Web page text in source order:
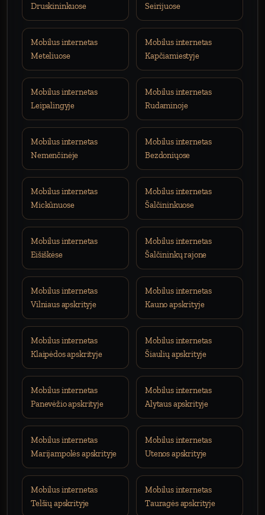
Druskininkuose
Seirijuose
Mobilus internetas
Meteliuose
Mobilus internetas
Kapčiamiestyje
Mobilus internetas
Leipalingyje
Mobilus internetas
Rudaminoje
Mobilus internetas
Nemenčinėje
Mobilus internetas
Bezdoniųose
Mobilus internetas
Mickūnuose
Mobilus internetas
Šalčininkuose
Mobilus internetas
Eišiškėse
Mobilus internetas
Šalčininkų rajone
Mobilus internetas
Vilniaus apskrityje
Mobilus internetas
Kauno apskrityje
Mobilus internetas
Klaipėdos apskrityje
Mobilus internetas
Šiaulių apskrityje
Mobilus internetas
Panevėžio apskrityje
Mobilus internetas
Alytaus apskrityje
Mobilus internetas
Marijampolės apskrityje
Mobilus internetas
Utenos apskrityje
Mobilus internetas
Telšių apskrityje
Mobilus internetas
Tauragės apskrityje